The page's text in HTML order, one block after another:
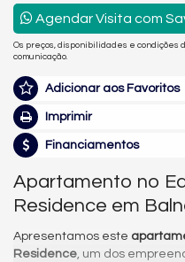
Agendar Visita com
Os preços, disponibilidades e condições
comunicação.
Adicionar aos Favoritos
Imprimir
Financiamentos
Apartamento no
Residence em
Apresentamos este
Residence, um dos